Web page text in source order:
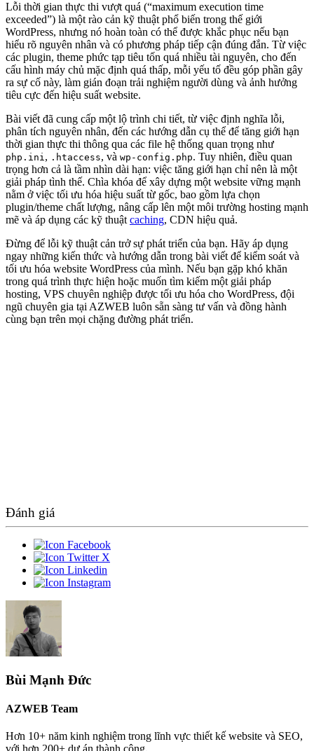
Lỗi thời gian thực thi vượt quá (“maximum execution time
exceeded”) là một rào cản kỹ thuật phổ biến trong thế giới
WordPress, nhưng nó hoàn toàn có thể được khắc phục nếu bạn
hiểu rõ nguyên nhân và có phương pháp tiếp cận đúng đắn. Từ việc
các plugin, theme phức tạp tiêu tốn quá nhiều tài nguyên, cho đến
cấu hình máy chủ mặc định quá thấp, mỗi yếu tố đều góp phần gây
ra sự cố này, làm gián đoạn trải nghiệm người dùng và ảnh hưởng
tiêu cực đến hiệu suất website.
Bài viết đã cung cấp một lộ trình chi tiết, từ việc định nghĩa lỗi,
phân tích nguyên nhân, đến các hướng dẫn cụ thể để tăng giới hạn
thời gian thực thi thông qua các file hệ thống quan trọng như
php.ini, .htaccess, và wp-config.php. Tuy nhiên, điều quan
trọng hơn cả là tầm nhìn dài hạn: việc tăng giới hạn chỉ nên là một
giải pháp tình thế. Chìa khóa để xây dựng một website vững mạnh
nằm ở việc tối ưu hóa hiệu suất từ gốc, bao gồm lựa chọn
plugin/theme chất lượng, nâng cấp lên một môi trường hosting mạnh
mẽ và áp dụng các kỹ thuật caching, CDN hiệu quả.
Đừng để lỗi kỹ thuật cản trở sự phát triển của bạn. Hãy áp dụng
ngay những kiến thức và hướng dẫn trong bài viết để kiểm soát và
tối ưu hóa website WordPress của mình. Nếu bạn gặp khó khăn
trong quá trình thực hiện hoặc muốn tìm kiếm một giải pháp
hosting, VPS chuyên nghiệp được tối ưu hóa cho WordPress, đội
ngũ chuyên gia tại AZWEB luôn sẵn sàng tư vấn và đồng hành
cùng bạn trên mọi chặng đường phát triển.
Đánh giá
Bùi Mạnh Đức
AZWEB Team
Hơn 10+ năm kinh nghiệm trong lĩnh vực thiết kế website và SEO,